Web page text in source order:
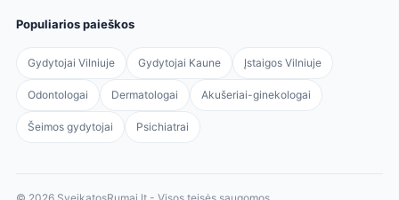
Populiarios paieškos
Gydytojai Vilniuje Gydytojai Kaune Įstaigos Vilniuje
Odontologai Dermatologai Akušeriai-ginekologai
Šeimos gydytojai Psichiatrai